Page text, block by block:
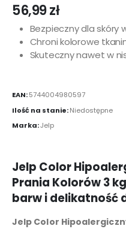
56,99zł
Bezpieczny dla skóry
Chroni kolorowe
Skuteczny nawet w
EAN:5744004980597
Ilość na stanie:Niedostępne
Marka:Jelp
Jelp Color
Prania Kolorów 3
barw i delikatność
Jelp Color